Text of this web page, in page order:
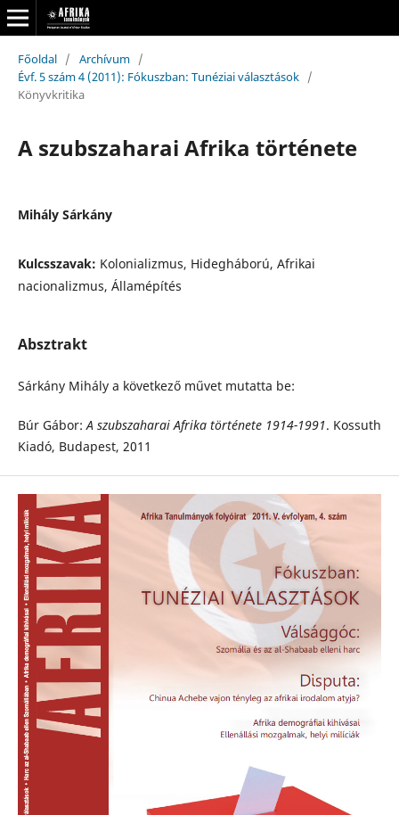
Főoldal / Archívum /
Évf. 5 szám 4 (2011): Fókuszban: Tunéziai választások /
Könyvkritika
A szubszaharai Afrika története
Mihály Sárkány
Kulcsszavak: Kolonializmus, Hidegháború, Afrikai
nacionalizmus, Államépítés
Absztrakt
Sárkány Mihály a következő művet mutatta be:
Búr Gábor:A szubszaharai Afrika története 1914-1991. Kossuth
Kiadó, Budapest, 2011